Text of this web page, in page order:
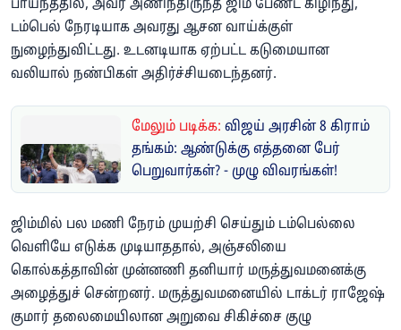
பாய்ந்ததில், அவர் அணிந்திருந்த ஜிம் பேண்ட் கிழிந்து,
டம்பெல் நேரடியாக அவரது ஆசன வாய்க்குள்
நுழைந்துவிட்டது. உடனடியாக ஏற்பட்ட கடுமையான
வலியால் நண்பிகள் அதிர்ச்சியடைந்தனர்.
மேலும் படிக்க: விஜய் அரசின் 8 கிராம்
தங்கம்: ஆண்டுக்கு எத்தனை பேர்
பெறுவார்கள்? - முழு விவரங்கள்!
ஜிம்மில் பல மணி நேரம் முயற்சி செய்தும் டம்பெல்லை
வெளியே எடுக்க முடியாததால், அஞ்சலியை
கொல்கத்தாவின் முன்னணி தனியார் மருத்துவமனைக்கு
அழைத்துச் சென்றனர். மருத்துவமனையில் டாக்டர் ராஜேஷ்
குமார் தலைமையிலான அறுவை சிகிச்சை குழு